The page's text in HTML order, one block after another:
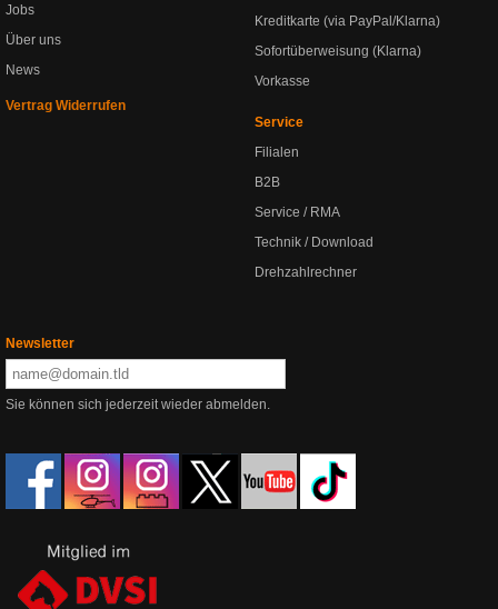
Jobs
Über uns
News
Vertrag Widerrufen
Kreditkarte (via PayPal/Klarna)
Sofortüberweisung (Klarna)
Vorkasse
Service
Filialen
B2B
Service / RMA
Technik / Download
Drehzahlrechner
Newsletter
Sie können sich jederzeit wieder abmelden.